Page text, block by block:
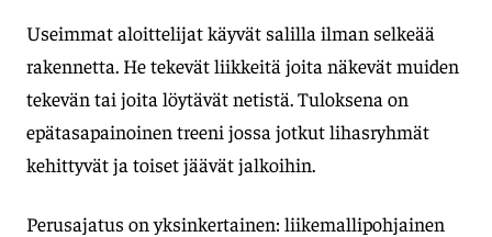
Useimmat aloittelijat käyvät salilla ilman selkeää
rakennetta. He tekevät liikkeitä joita näkevät muiden
tekevän tai joita löytävät netistä. Tuloksena on
epätasapainoinen treeni jossa jotkut lihasryhmät
kehittyvät ja toiset jäävät jalkoihin.
Perusajatus on yksinkertainen: liikemallipohjainen